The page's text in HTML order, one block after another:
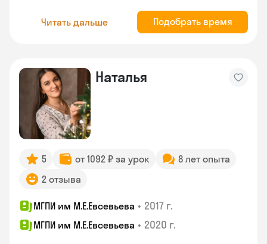
Читать дальше Подобрать время
Наталья
5 от 1092 ₽ за урок
8 лет опыта
2 отзыва
МГПИ им М.Е.Евсевьева • 2017 г.
МГПИ им М.Е.Евсевьева • 2020 г.